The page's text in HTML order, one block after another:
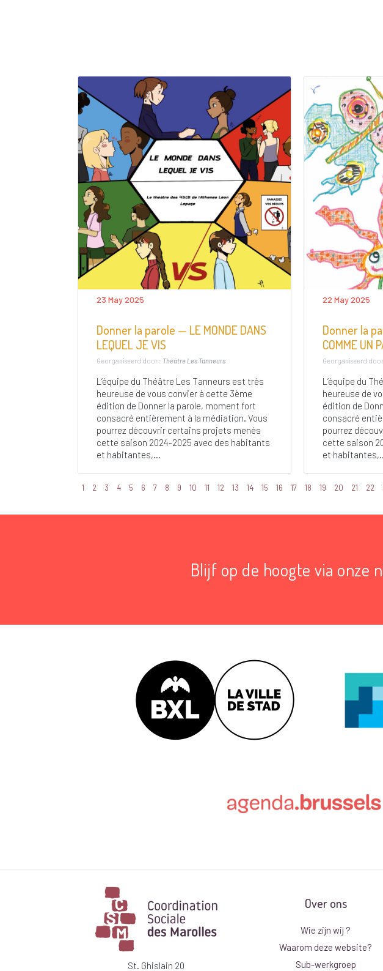
23 May 2025
Donner la parole — LE MONDE DANS
LEQUEL JE VIS
Georganiseerd door : Théâtre Les Tanneurs
L’équipe du Théâtre Les Tanneurs est très
heureuse de vous convier à cette 3ème
édition de Donner la parole, moment fort
consacré entièrement à la médiation. Vous
pourrez découvrir certains projets menés
cette saison 2024-2025 avec des habitants
et habitantes,...
22 May 2025
Donner la
COMME UN
Georganiseerd
L’équipe du
heureuse de
édition de
consacré
pourrez
cette saison
et
1 2 3 4 5 6 7 8 9 10 11 12 13 14 15 16 17 18 19 20 21 22
Blijf op de hoogte via onze
St. Ghislain 20
Over ons
Wie zijn wij ?
Waarom deze website?
Sub-werkgroep